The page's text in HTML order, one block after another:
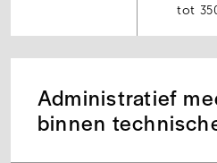
Administratief
binnen